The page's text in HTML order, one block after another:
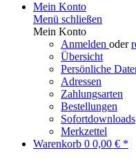
Mein Konto
Menü schließen
Mein Konto
Anmelden oder
Übersicht
Persönliche
Adressen
Zahlungsarten
Bestellungen
Sofortdownloads
Merkzettel
Warenkorb 0 0,00 € *